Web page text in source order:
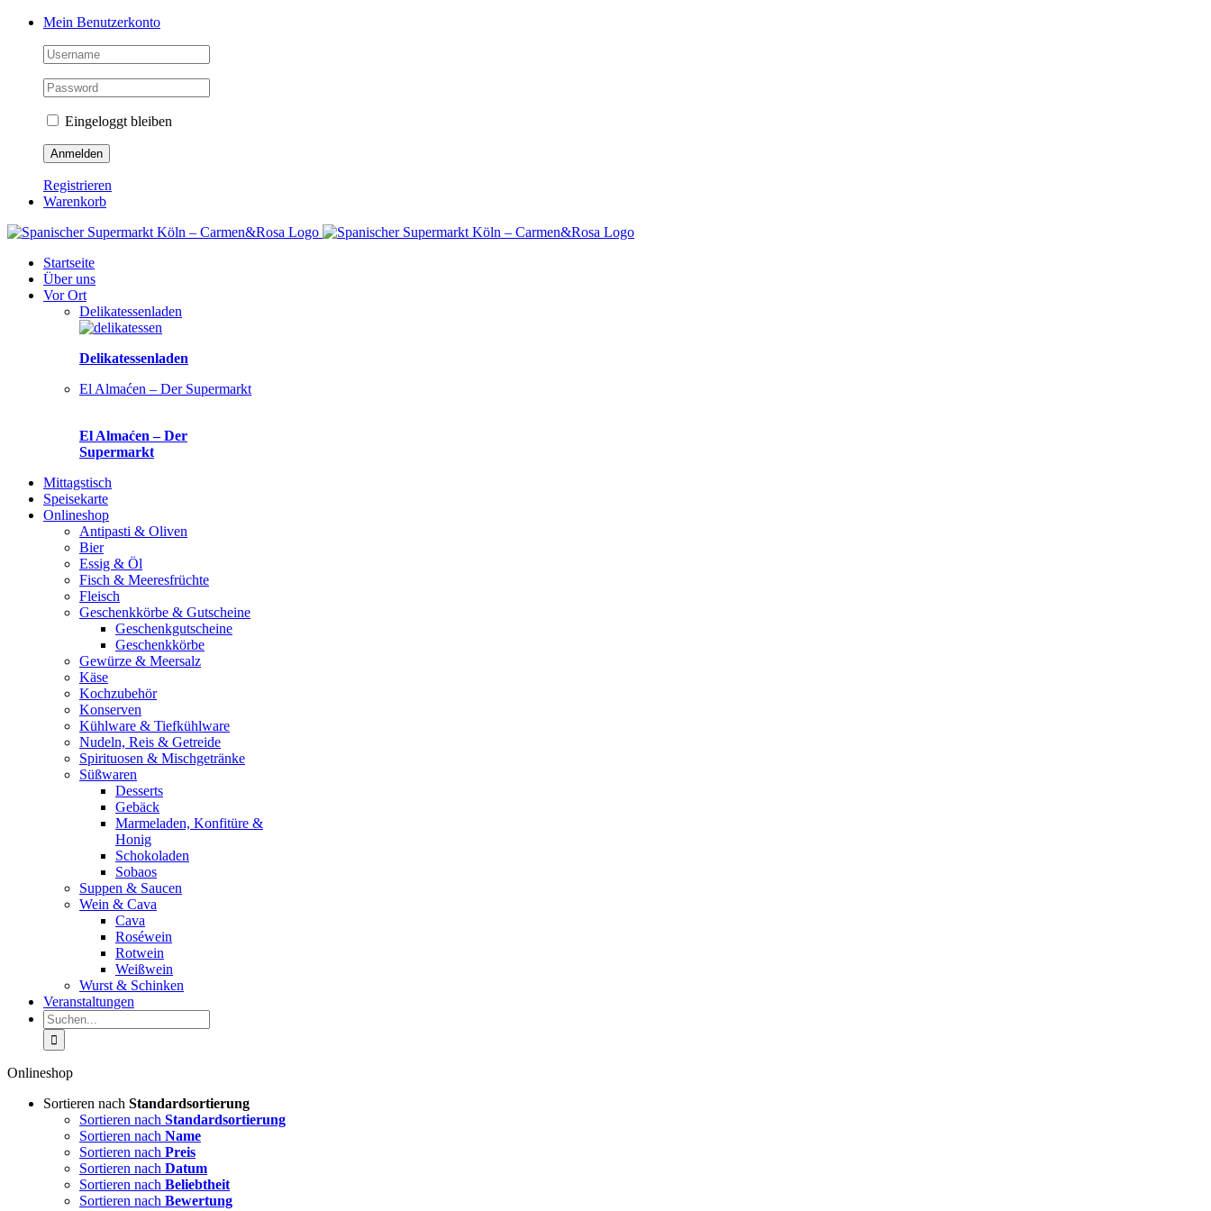
Zum
springen
Facebook
Instagram
Pinterest
Tiktok
YouTubeMein Benutzerkonto
Eingeloggt bleiben
Registrieren
Warenkorb
Startseite
Über uns
Vor Ort
Delikatessenladen
Delikatessenladen
El Almaćen – Der Supermarkt
El Almaćen – Der
Supermarkt
Mittagstisch
Speisekarte
Onlineshop
Antipasti & Oliven
Bier
Essig & Öl
Fisch & Meeresfrüchte
Fleisch
Geschenkkörbe & Gutscheine
Geschenkgutscheine
Geschenkkörbe
Gewürze & Meersalz
Käse
Kochzubehör
Konserven
Kühlware & Tiefkühlware
Nudeln, Reis & Getreide
Spirituosen & Mischgetränke
Süßwaren
Desserts
Gebäck
Marmeladen, Konfitüre &
Honig
Schokoladen
Sobaos
Suppen & Saucen
Wein & Cava
Cava
Roséwein
Rotwein
Weißwein
Wurst & Schinken
Veranstaltungen
Suche
nach:
Onlineshop
Sortieren nach Standardsortierung
Sortieren nach Standardsortierung
Sortieren nach Name
Sortieren nach Preis
Sortieren nach Datum
Sortieren nach Beliebtheit
Sortieren nach Bewertung